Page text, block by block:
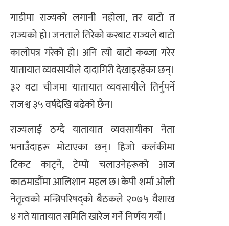
गाडीमा राज्यको लगानी नहोला, तर बाटो त
राज्यको हो। जनताले तिरेको करबाट राज्यले बाटो
कालोपत्र गरेको हो। अनि त्यो बाटो कब्जा गरेर
यातायात व्यवसायीले दादागिरी देखाइरहेका छन्।
३२ वटा चीजमा यातायात व्यवसायीले तिर्नुपर्ने
राजश्व ३५ वर्षदेखि बढेको छैन।
राज्यलाई ठग्दै यातायात व्यवसायीका नेता
भनाउँदाहरू मोटाएका छन्। हिजो कलंकीमा
टिकट काट्ने, टेम्पो चलाउनेहरूको आज
काठमाडौंमा आलिशान महल छ। केपी शर्मा ओली
नेतृत्वको मन्त्रिपरिषद्को बैठकले २०७५ वैशाख
४ गते यातायात समिति खारेज गर्ने निर्णय गर्यो।